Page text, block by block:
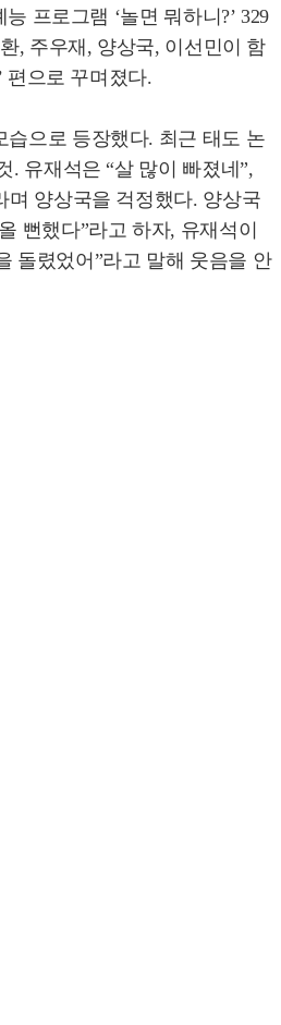
프로그램 ‘놀면 뭐하니?’ 329
, 주우재, 양상국, 이선민이 함
편으로 꾸며졌다.
습으로 등장했다. 최근 태도 논
. 유재석은 “살 많이 빠졌네”,
며 양상국을 걱정했다. 양상국
뻔했다”라고 하자, 유재석이
돌렸었어”라고 말해 웃음을 안